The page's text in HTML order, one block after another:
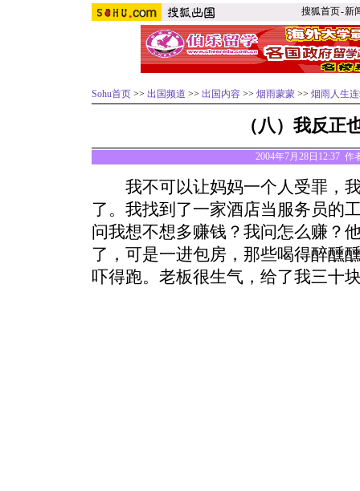
搜狐首页-新
Sohu首页 >> 出国频道 >> 出国内容 >> 烟雨蒙蒙 >> 烟雨人生
（八）我反正
2004年7月28日12:37
我不可以让妈妈一个人受罪，我
了。我找到了一家酒店当服务员的
问我想不想多赚钱？我问怎么赚？
了，可是一进包房，那些喝得醉醺
吓得跑。老板很生气，给了我三十